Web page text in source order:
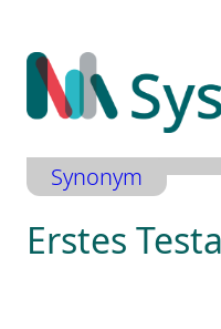
Inhalt
springen
Synonym
Erstes